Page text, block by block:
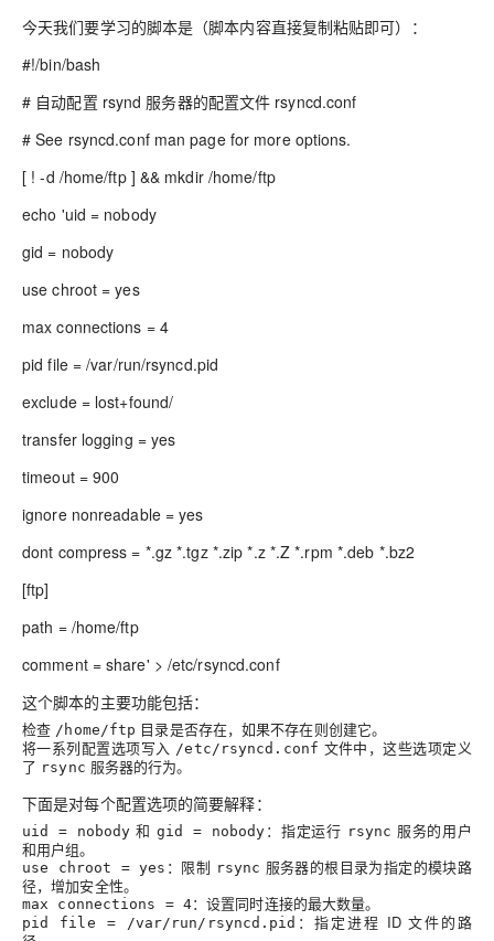
今天我们要学习的脚本是（脚本内容直接复制粘贴即可）：
#!/bin/bash
# 自动配置 rsynd 服务器的配置文件 rsyncd.conf
# See rsyncd.conf man page for more options.
[ ! -d /home/ftp ] && mkdir /home/ftp
echo 'uid = nobody
gid = nobody
use chroot = yes
max connections = 4
pid file = /var/run/rsyncd.pid
exclude = lost+found/
transfer logging = yes
timeout = 900
ignore nonreadable = yes
dont compress = *.gz *.tgz *.zip *.z *.Z *.rpm *.deb *.bz2
[ftp]
path = /home/ftp
comment = share' > /etc/rsyncd.conf
这个脚本的主要功能包括：
检查 /home/ftp 目录是否存在，如果不存在则创建它。
将一系列配置选项写入 /etc/rsyncd.conf 文件中，这些选项定义
了 rsync 服务器的行为。
下面是对每个配置选项的简要解释：
uid = nobody 和 gid = nobody ：指定运行 rsync 服务的用户
和用户组。
use chroot = yes ：限制 rsync 服务器的根目录为指定的模块路
径，增加安全性。
max connections = 4：设置同时连接的最大数量。
pid file = /var/run/rsyncd.pid ：指定进程 ID 文件的路